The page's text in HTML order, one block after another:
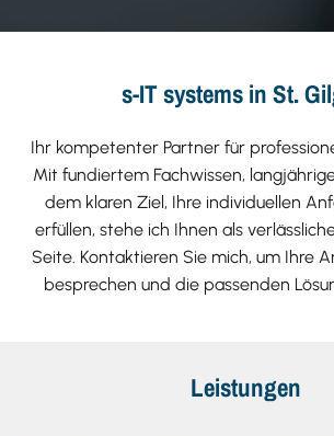
s-IT systems in St.
Ihr kompetenter Partner für
Mit fundiertem Fachwissen,
dem klaren Ziel, Ihre individuellen
erfüllen, stehe ich Ihnen als
Seite. Kontaktieren Sie mich, um Ihre
besprechen und die passenden
Leistungen